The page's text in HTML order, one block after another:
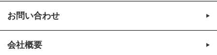
お問い合わせ
会社概要